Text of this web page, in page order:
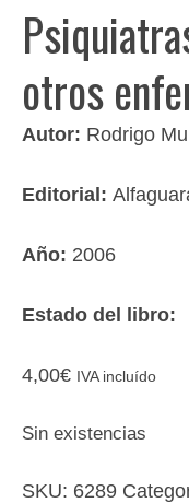
otros
Autor: Rodrigo
Editorial:
Año: 2006
Estado del libro:
4,00€ IVA incluído
Sin existencias
SKU: 6289